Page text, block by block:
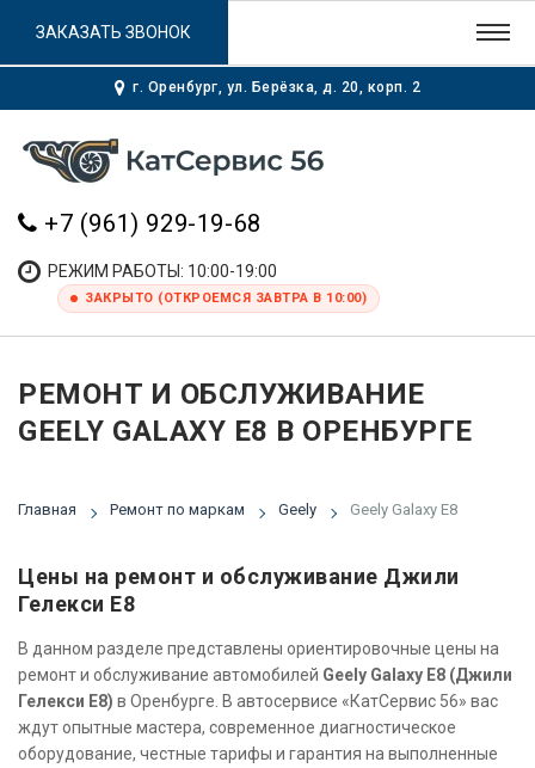
г. Оренбург, ул. Берёзка, д. 20, корп. 2
+7 (961) 929-19-68
РЕЖИМ РАБОТЫ: 10:00-19:00
ЗАКРЫТО (ОТКРОЕМСЯ ЗАВТРА В 10:00)
ЗАКАЗАТЬ ЗВОНОК
РЕМОНТ И ОБСЛУЖИВАНИЕ
GEELY GALAXY E8 В ОРЕНБУРГЕ
Главная Ремонт по маркам Geely Geely Galaxy E8
Цены на ремонт и обслуживание Джили
Гелекси Е8
В данном разделе представлены ориентировочные цены на
ремонт и обслуживание автомобилей Geely Galaxy E8 (Джили
Гелекси Е8) в Оренбурге. В автосервисе «КатСервис 56» вас
ждут опытные мастера, современное диагностическое
оборудование, честные тарифы и гарантия на выполненные